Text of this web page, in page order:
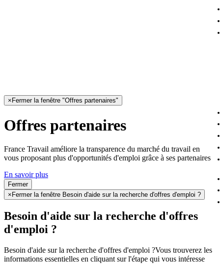
× Fermer la fenêtre "Offres partenaires"
Offres partenaires
France Travail améliore la transparence du marché du travail en
vous proposant plus d'opportunités d'emploi grâce à ses partenaires
En savoir plus
Fermer
× Fermer la fenêtre Besoin d'aide sur la recherche d'offres d'emploi ?
Besoin d'aide sur la recherche d'offres
d'emploi ?
Besoin d'aide sur la recherche d'offres d'emploi ?Vous trouverez les
informations essentielles en cliquant sur l'étape qui vous intéresse